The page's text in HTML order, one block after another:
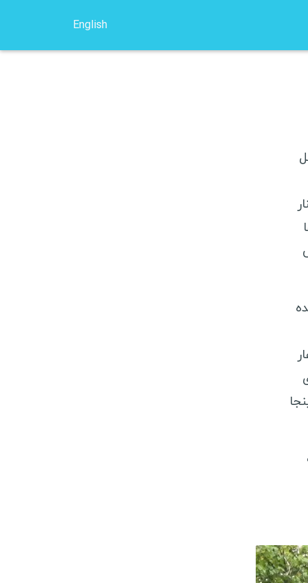
English
اروپا
اوکراین
شمالی
و هرزگوین